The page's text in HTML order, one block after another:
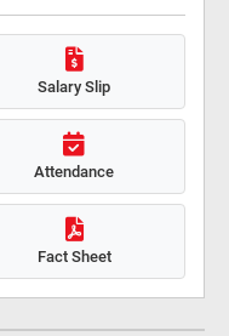
Salary Slip
Attendance
Fact Sheet